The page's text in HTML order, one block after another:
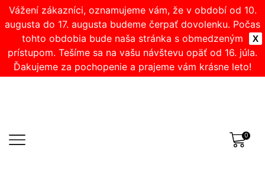
X
Vážení zákazníci, oznamujeme vám, že v období od 10.
augusta do 17. augusta budeme čerpať dovolenku. Počas
tohto obdobia bude naša stránka s obmedzeným
prístupom. Tešíme sa na vašu návštevu opäť od 16. júla.
Ďakujeme za pochopenie a prajeme vám krásne leto!
0